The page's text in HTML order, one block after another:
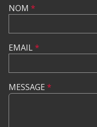
NOM *
EMAIL*
MESSAGE *